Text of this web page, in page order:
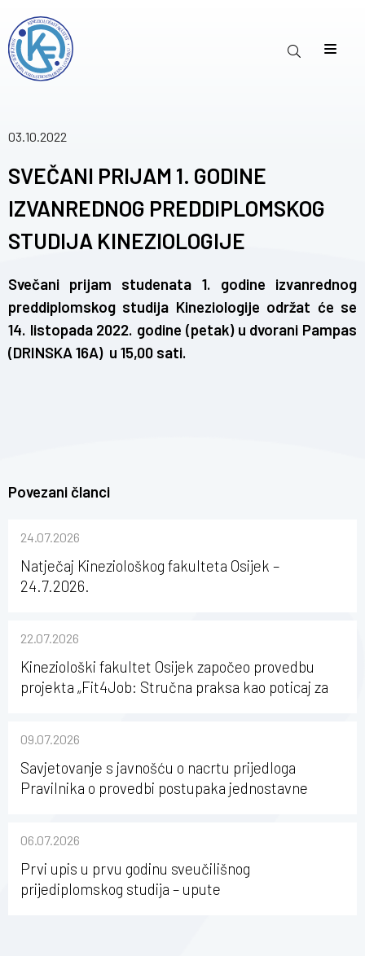
03.10.2022
SVEČANI PRIJAM 1. GODINE
IZVANREDNOG PREDDIPLOMSKOG
STUDIJA KINEZIOLOGIJE
Svečani prijam studenata 1. godine izvanrednog
preddiplomskog studija Kineziologije održat će se
14. listopada 2022. godine (petak) u dvorani Pampas
(DRINSKA 16A) u 15,00 sati.
Povezani članci
24.07.2026
Natječaj Kineziološkog fakulteta Osijek –
24.7.2026.
22.07.2026
Kineziološki fakultet Osijek započeo provedbu
projekta „Fit4Job: Stručna praksa kao poticaj za
09.07.2026
Savjetovanje s javnošću o nacrtu prijedloga
Pravilnika o provedbi postupaka jednostavne
Osijeku
06.07.2026
Prvi upis u prvu godinu sveučilišnog
prijediplomskog studija – upute